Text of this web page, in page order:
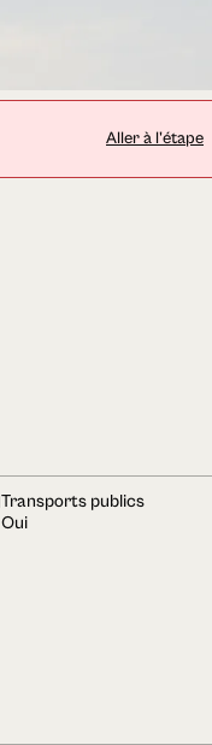
Aller à l'étape
Transports publics
Oui